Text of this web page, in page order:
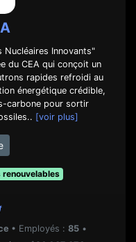
Nucléaires Innovants"
du CEA qui conçoit un
rapides refroidi au
énergétique crédible,
carbone pour sortir
[voir plus]
renouvelables
• Employés : 85 •